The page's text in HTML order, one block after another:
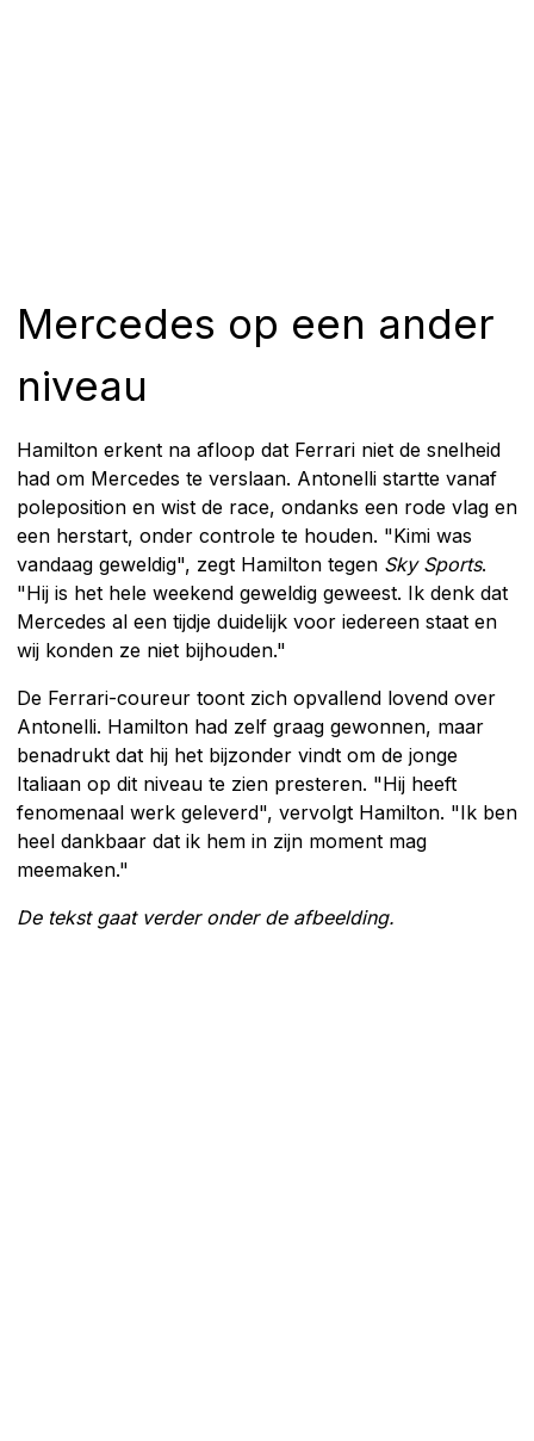
Mercedes op een ander
niveau
Hamilton erkent na afloop dat Ferrari niet de snelheid
had om Mercedes te verslaan. Antonelli startte vanaf
poleposition en wist de race, ondanks een rode vlag en
een herstart, onder controle te houden. "Kimi was
vandaag geweldig", zegt Hamilton tegen Sky Sports.
"Hij is het hele weekend geweldig geweest. Ik denk dat
Mercedes al een tijdje duidelijk voor iedereen staat en
wij konden ze niet bijhouden."
De Ferrari-coureur toont zich opvallend lovend over
Antonelli. Hamilton had zelf graag gewonnen, maar
benadrukt dat hij het bijzonder vindt om de jonge
Italiaan op dit niveau te zien presteren. "Hij heeft
fenomenaal werk geleverd", vervolgt Hamilton. "Ik ben
heel dankbaar dat ik hem in zijn moment mag
meemaken."
De tekst gaat verder onder de afbeelding.